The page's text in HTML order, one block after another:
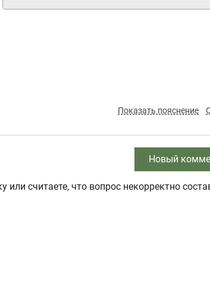
Показать пояснение
Новый
считаете, что вопрос некорректно